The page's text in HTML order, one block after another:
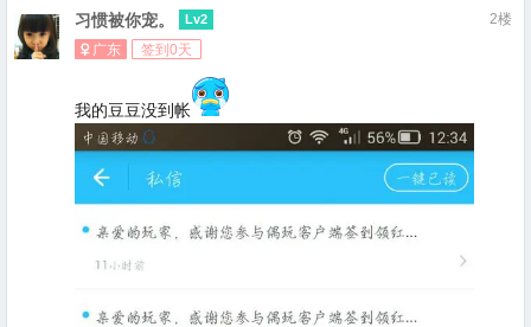
习惯被你宠。 Lv2
广东 签到0天
我的豆豆没到帐
2楼